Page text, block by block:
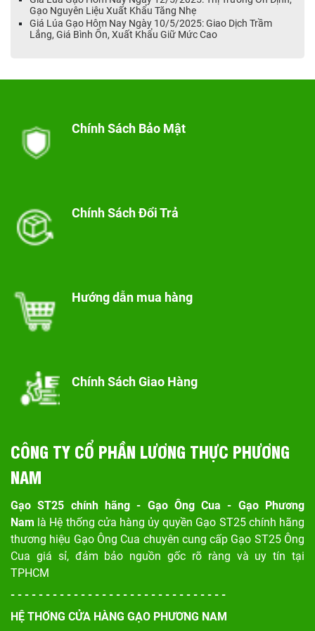
Gạo Nguyên Liệu Xuất Khẩu Tăng Nhẹ
Giá Lúa Gạo Hôm Nay Ngày 10/5/2025: Giao Dịch Trầm
Lắng, Giá Bình Ổn, Xuất Khẩu Giữ Mức Cao
Chính Sách Bảo Mật
Chính Sách Đổi Trả
Hướng dẫn mua hàng
Chính Sách Giao Hàng
CÔNG TY CỔ PHẦN LƯƠNG THỰC PHƯƠNG
NAM
Gạo ST25 chính hãng - Gạo Ông Cua - Gạo Phương
Nam là Hệ thống cửa hàng ủy quyền Gạo ST25 chính hãng
thương hiệu Gạo Ông Cua chuyên cung cấp Gạo ST25 Ông
Cua giá sỉ, đảm bảo nguồn gốc rõ ràng và uy tín tại
TPHCM
- - - - - - - - - - - - - - - - - - - - - - - - - - - - - - -
HỆ THỐNG CỬA HÀNG GẠO PHƯƠNG NAM